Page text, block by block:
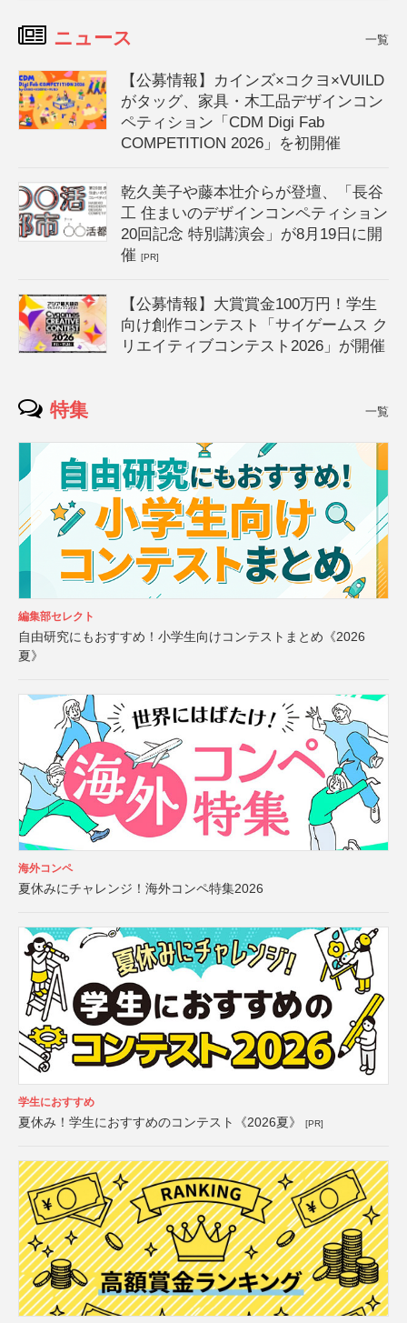
ニュース 一覧
【公募情報】カインズ×コクヨ×VUILD
がタッグ、家具・木工品デザインコン
ペティション「CDM Digi Fab
COMPETITION 2026」を初開催
乾久美子や藤本壮介らが登壇、「長谷
工 住まいのデザインコンペティション
20回記念 特別講演会」が8月19日に開
催[PR]
【公募情報】大賞賞金100万円！学生
向け創作コンテスト「サイゲームス ク
リエイティブコンテスト2026」が開催
特集 一覧
編集部セレクト
自由研究にもおすすめ！小学生向けコンテストまとめ《2026
夏》
海外コンペ
夏休みにチャレンジ！海外コンペ特集2026
学生におすすめ
夏休み！学生におすすめのコンテスト《2026夏》 [PR]